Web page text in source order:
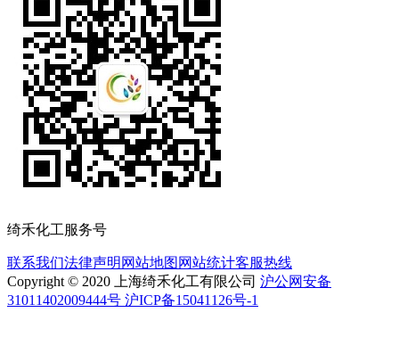
绮禾化工服务号
联系我们法律声明 网站地图 网站统计客服热线
Copyright © 2020 上海绮禾化工有限公司 沪公网安备
31011402009444号 沪ICP备15041126号-1